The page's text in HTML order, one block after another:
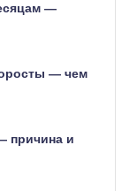
—
— чем
причина и